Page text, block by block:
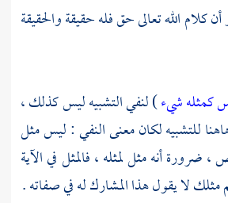
كلام الله تعالى حق فله حقيقة والحقيقة
كمثله شيء) لنفي التشبيه ليس كذلك ،
للتشبيه لكان معنى النفي : ليس مثل
ضرورة أنه مثل لمثله ، فالمثل في الآية
مثلك لا يقول هذا المشارك له في صفاته .